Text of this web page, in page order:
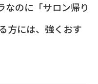
なのに「サロン帰り
方には、強くおす